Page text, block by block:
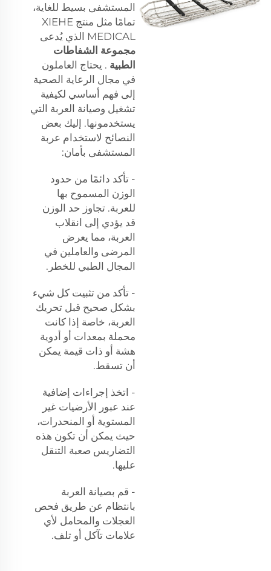
المستشفى بسيط للغاية،
تمامًا مثل منتج XIEHE
MEDICAL الذي يُدعى
مجموعة الشفاطات
الطبية . يحتاج العاملون
في مجال الرعاية الصحية
إلى فهم أساسي لكيفية
تشغيل وصيانة العربة التي
يستخدمونها. إليك بعض
النصائح لاستخدام عربة
المستشفى بأمان:
- تأكد دائمًا من حدود
الوزن المسموح بها
للعربة. تجاوز حد الوزن
قد يؤدي إلى انقلاب
العربة، مما يعرض
المرضى والعاملين في
المجال الطبي للخطر.
- تأكد من تثبيت كل شيء
بشكل صحيح قبل تحريك
العربة، خاصة إذا كانت
محملة بمعدات أو أدوية
هشة أو ذات قيمة يمكن
أن تسقط.
- اتخذ إجراءات إضافية
عند عبور الأرضيات غير
المستوية أو المنحدرات،
حيث يمكن أن تكون هذه
التضاريس صعبة التنقل
عليها.
- قم بصيانة العربة
بانتظام عن طريق فحص
العجلات والمحامل لأي
علامات تآكل أو تلف.